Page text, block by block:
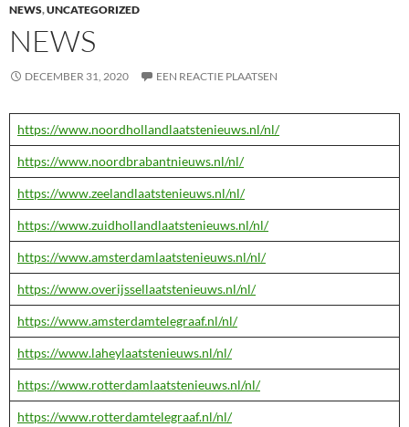
NEWS,UNCATEGORIZED
NEWS
DECEMBER 31, 2020 EEN REACTIE PLAATSEN
https://www.noordhollandlaatstenieuws.nl/nl/
https://www.noordbrabantnieuws.nl/nl/
https://www.zeelandlaatstenieuws.nl/nl/
https://www.zuidhollandlaatstenieuws.nl/nl/
https://www.amsterdamlaatstenieuws.nl/nl/
https://www.overijssellaatstenieuws.nl/nl/
https://www.amsterdamtelegraaf.nl/nl/
https://www.laheylaatstenieuws.nl/nl/
https://www.rotterdamlaatstenieuws.nl/nl/
https://www.rotterdamtelegraaf.nl/nl/